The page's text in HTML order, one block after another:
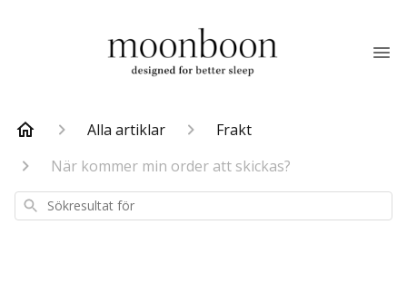
Alla artiklar
Frakt
När kommer min order att skickas?
Sökresultat
för